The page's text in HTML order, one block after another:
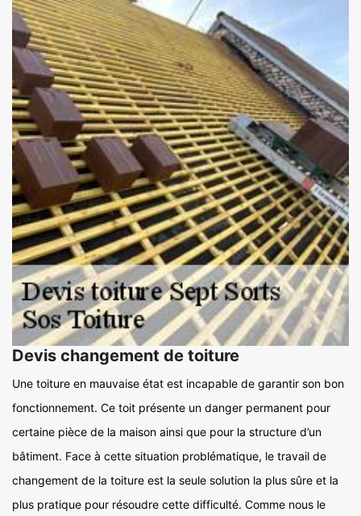
Devis changement de toiture
Une toiture en mauvaise état est incapable de garantir son bon
fonctionnement. Ce toit présente un danger permanent pour
certaine pièce de la maison ainsi que pour la structure d’un
bâtiment. Face à cette situation problématique, le travail de
changement de la toiture est la seule solution la plus sûre et la
plus pratique pour résoudre cette difficulté. Comme nous le